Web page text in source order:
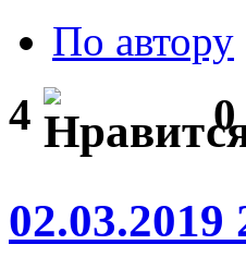
По автору
4 0
02.03.2019